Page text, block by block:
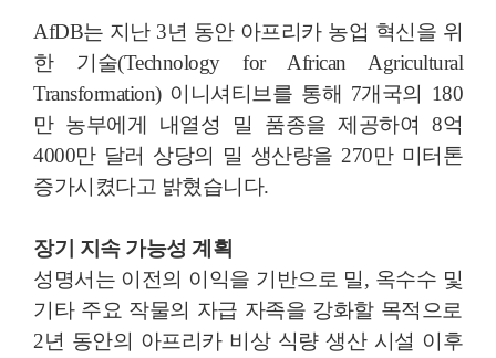
AfDB는 지난 3년 동안 아프리카 농업 혁신을 위
한 기술(Technology for African Agricultural
Transformation) 이니셔티브를 통해 7개국의 180
만 농부에게 내열성 밀 품종을 제공하여 8억
4000만 달러 상당의 밀 생산량을 270만 미터톤
증가시켰다고 밝혔습니다.
장기 지속 가능성 계획
성명서는 이전의 이익을 기반으로 밀, 옥수수 및
기타 주요 작물의 자급 자족을 강화할 목적으로
2년 동안의 아프리카 비상 식량 생산 시설 이후